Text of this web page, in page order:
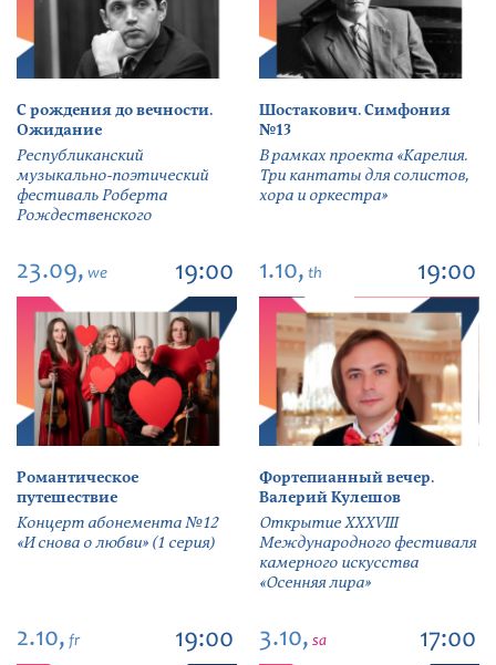
С рождения до вечности.
Ожидание
Республиканский
музыкально-поэтический
фестиваль Роберта
Рождественского
Шостакович. Симфония
№13
В рамках проекта «Карелия.
Три кантаты для солистов,
хора и оркестра»
23.09, we 19:00
Романтическое
путешествие
Концерт абонемента №12
«И снова о любви» (1 серия)
1.10, th 19:00
Фортепианный вечер.
Валерий Кулешов
Открытие ХХХVIII
Международного фестиваля
камерного искусства
«Осенняя лира»
2.10, fr 19:00 3.10, sa 17:00